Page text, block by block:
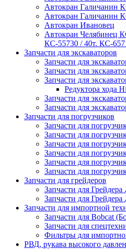
Автокран Галичанин
Автокран Галичанин
Автокран Ивановец
Автокран Челябинец
КС-55730 / 40т. КС-
Запчасти для экскаваторов
Запчасти для
Запчасти для
Запчасти для
Редуктора хода
Запчасти для
Запчасти для
Запчасти для погрузчиков
Запчасти для
Запчасти для
Запчасти для
Запчасти для
Запчасти для
Запчасти для
Запчасти для грейдеров
Запчасти для Грейдера
Запчасти для Грейдера
Запчасти для импортной
Запчасти для Bobcat
Запчасти для
Фильтры для
РВД, рукава высокого